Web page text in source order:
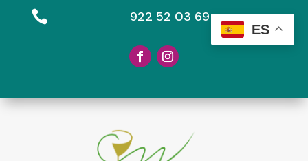
 922 52 03 69
ES